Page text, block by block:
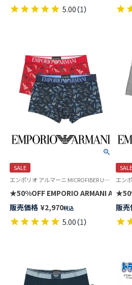
5.00（1）
SALE
エンポリオ アルマーニ MICROFIBER Underwear 公式オンラインショップ 紳士 下着 無料ラッピング ブランド アンダーウェア
★50%OFF EMPORIO ARMANI ALL
販売価格 ¥2,970税込
5.00（1）
SALE
販